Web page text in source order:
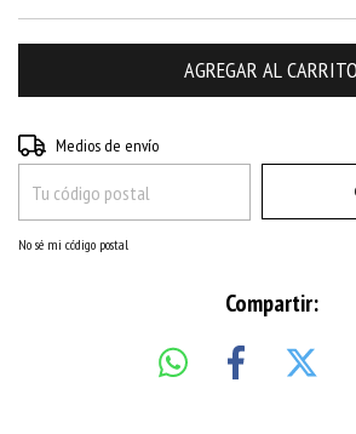
Entregas para el CP:
Medios de envío
No sé mi código postal
Compartir: